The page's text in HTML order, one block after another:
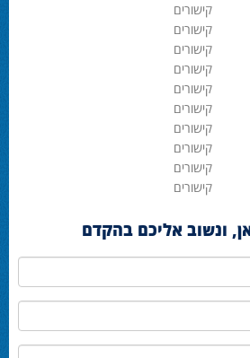
קישורים
קישורים
קישורים
קישורים
קישורים
קישורים
קישורים
קישורים
קישורים
קישורים
ונשוב אליכם בהקדם